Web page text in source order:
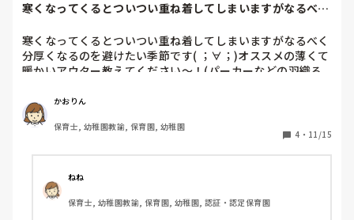
寒くなってくるとついつい重ね着してしまいますがなるべく
寒くなってくるとついつい重ね着してしまいますがなるべく
分厚くなるのを避けたい季節です( ；∀；)オススメの薄くて
暖かいアウター教えてください〜！(パーカーなどの羽織る
かおりん
保育士, 幼稚園教諭, 保育園, 幼稚園
4 ・ 11/15
ねね
保育士, 幼稚園教諭, 保育園, 幼稚園, 認証・認定保育園